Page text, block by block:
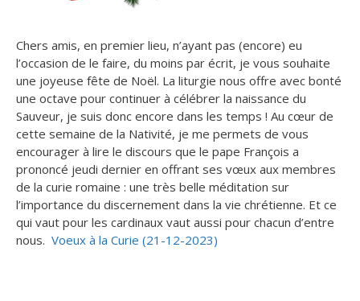
Chers amis, en premier lieu, n’ayant pas (encore) eu
l’occasion de le faire, du moins par écrit, je vous souhaite
une joyeuse fête de Noël. La liturgie nous offre avec bonté
une octave pour continuer à célébrer la naissance du
Sauveur, je suis donc encore dans les temps ! Au cœur de
cette semaine de la Nativité, je me permets de vous
encourager à lire le discours que le pape François a
prononcé jeudi dernier en offrant ses vœux aux membres
de la curie romaine : une très belle méditation sur
l’importance du discernement dans la vie chrétienne. Et ce
qui vaut pour les cardinaux vaut aussi pour chacun d’entre
nous. Voeux à la Curie (21-12-2023)